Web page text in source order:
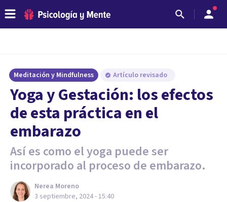
Meditación y Mindfulness Artículo revisado
Yoga y Gestación: los efectos
de esta práctica en el
embarazo
Así es como el yoga puede ser
incorporado al proceso de embarazo.
Nerea Moreno
3 septiembre, 2024 - 15:40